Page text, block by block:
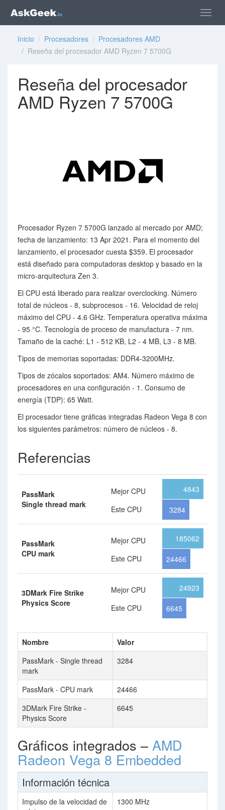
Inicio / Procesadores / Procesadores AMD
/ Reseña del procesador AMD Ryzen 7 5700G
Reseña del procesador
AMD Ryzen 7 5700G
Procesador Ryzen 7 5700G lanzado al mercado por AMD;
fecha de lanzamiento: 13 Apr 2021. Para el momento del
lanzamiento, el procesador cuesta $359. El procesador
está diseñado para computadoras desktop y basado en la
micro-arquitectura Zen 3.
El CPU está liberado para realizar overclocking. Número
total de núcleos - 8, subprocesos - 16. Velocidad de reloj
máximo del CPU - 4.6 GHz. Temperatura operativa máxima
- 95 °C. Tecnología de proceso de manufactura - 7 nm.
Tamaño de la caché: L1 - 512 KB, L2 - 4 MB, L3 - 8 MB.
Tipos de memorias soportadas: DDR4-3200MHz.
Tipos de zócalos soportados: AM4. Número máximo de
procesadores en una configuración - 1. Consumo de
energía (TDP): 65 Watt.
El procesador tiene gráficas integradas Radeon Vega 8 con
los siguientes parámetros: número de núcleos - 8.
Referencias
PassMark
Single thread mark
Mejor CPU
Este CPU
4843
3284
PassMark
CPU mark
Mejor CPU
Este CPU
185062
24466
3DMark Fire Strike
Physics Score
Mejor CPU
Este CPU
24923
6645
Nombre
Valor
PassMark - Single thread
mark
3284
PassMark - CPU mark
24466
3DMark Fire Strike -
Physics Score
6645
Gráficos integrados – AMD
Radeon Vega 8 Embedded
Información técnica
Impulso de la velocidad de
1300 MHz